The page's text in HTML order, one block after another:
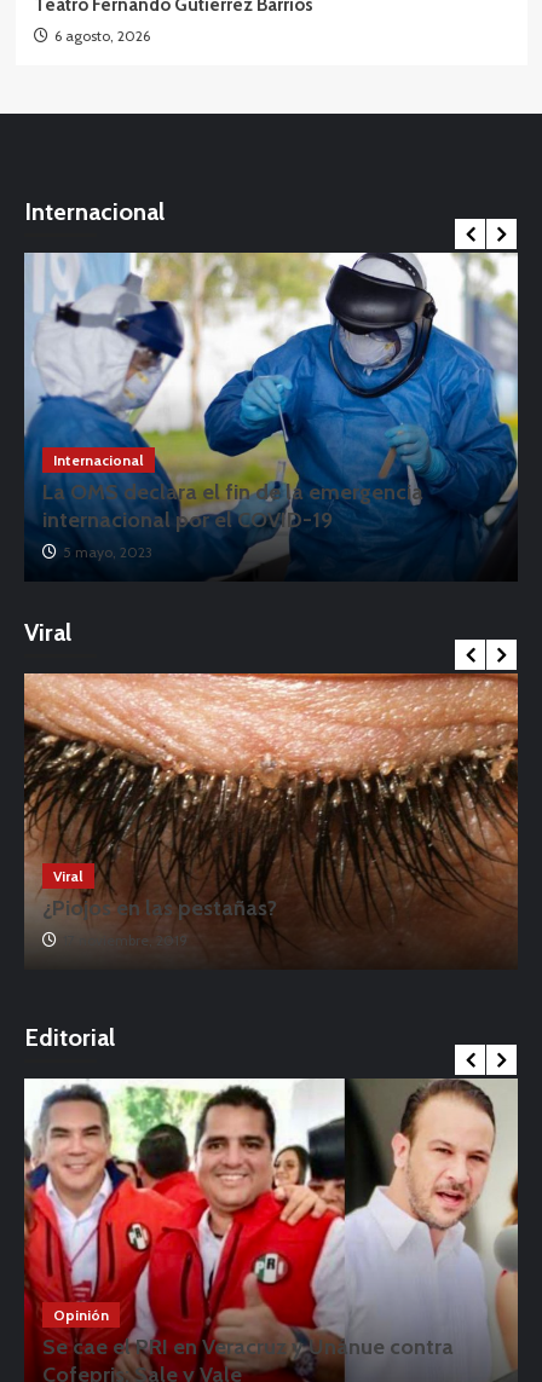
Teatro Fernando Gutiérrez Barrios
6 agosto, 2026
Internacional
Internacional
La OMS declara el fin de la emergencia
internacional por el COVID-19
5 mayo, 2023
Viral
Viral
¿Piojos en las pestañas?
17 noviembre, 2019
Editorial
Opinión
Se cae el PRI en Veracruz y Unánue contra
Cofepris: Sale y Vale